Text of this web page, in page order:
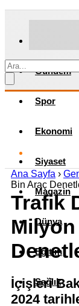
Gündem
Spor
Ekonomi
Siyaset
Magazin
Dünya
Eğitim
Sağlık
Ana Sayfa ›
Bin Araç
Trafik
İçişleri
2024